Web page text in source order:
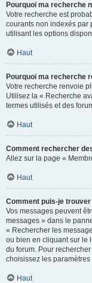
Pourquoi ma recherche
Votre recherche est
courants non indexés par
utilisant les options
Haut
Pourquoi ma recherche
Votre recherche renvoie
Utilisez la « Recherche
termes utilisés et des
Haut
Comment rechercher
Allez sur la page «
Haut
Comment puis-je
Vos messages peuvent
messages » dans le
« Rechercher les
ou bien en cliquant sur le
du forum. Pour
choisissez les
Haut